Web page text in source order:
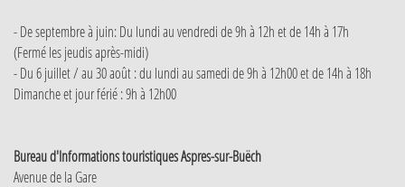
- De septembre à juin: Du lundi au vendredi de 9h à 12h et de 14h à 17h
(Fermé les jeudis après-midi)
- Du 6 juillet / au 30 août : du lundi au samedi de 9h à 12h00 et de 14h à 18h
Dimanche et jour férié : 9h à 12h00
Bureau d'Informations touristiques Aspres-sur-Buëch
Avenue de la Gare